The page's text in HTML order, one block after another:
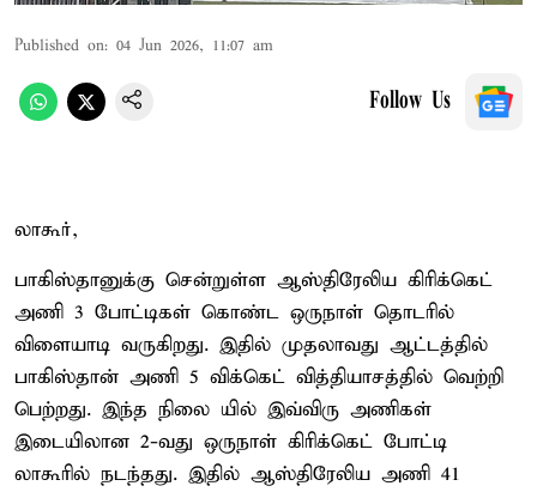
Published on: 04 Jun 2026, 11:07 am
Follow Us
லாகூர்,
பாகிஸ்தானுக்கு சென்றுள்ள ஆஸ்திரேலிய கிரிக்கெட்
அணி 3 போட்டிகள் கொண்ட ஒருநாள் தொடரில்
விளையாடி வருகிறது. இதில் முதலாவது ஆட்டத்தில்
பாகிஸ்தான் அணி 5 விக்கெட் வித்தியாசத்தில் வெற்றி
பெற்றது. இந்த நிலை யில் இவ்விரு அணிகள்
இடையிலான 2-வது ஒருநாள் கிரிக்கெட் போட்டி
லாகூரில் நடந்தது. இதில் ஆஸ்திரேலிய அணி 41